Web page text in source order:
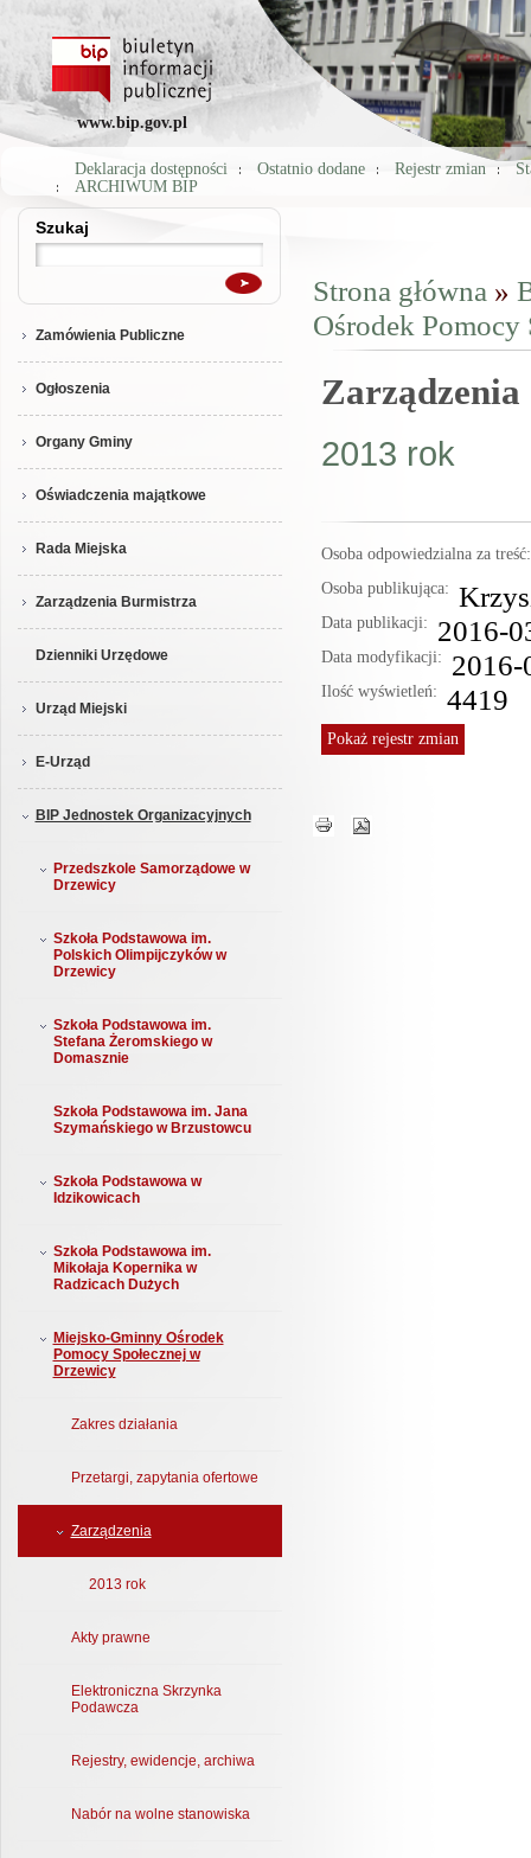
www.bip.gov.pl
Deklaracja dostępności Ostatnio dodane Rejestr zmian
ARCHIWUM BIP
Szukaj
Szukaj
Zamówienia Publiczne
Ogłoszenia
Organy Gminy
Oświadczenia majątkowe
Rada Miejska
Zarządzenia Burmistrza
Dzienniki Urzędowe
Urząd Miejski
E-Urząd
BIP Jednostek Organizacyjnych
Przedszkole Samorządowe w
Drzewicy
Szkoła Podstawowa im.
Polskich Olimpijczyków w
Drzewicy
Szkoła Podstawowa im.
Stefana Żeromskiego w
Domasznie
Szkoła Podstawowa im. Jana
Szymańskiego w Brzustowcu
Szkoła Podstawowa w
Idzikowicach
Szkoła Podstawowa im.
Mikołaja Kopernika w
Radzicach Dużych
Miejsko-Gminny Ośrodek
Pomocy Społecznej w
Drzewicy
Zakres działania
Przetargi, zapytania ofertowe
Zarządzenia
2013 rok
Akty prawne
Elektroniczna Skrzynka
Podawcza
Rejestry, ewidencje, archiwa
Nabór na wolne stanowiska
Jesteś tutaj
Strona główna »
Ośrodek Pomocy
Zarządzenia
2013 rok
Osoba odpowiedzialna za
Osoba publikująca:
Data publikacji: 2016-
Data modyfikacji: 2016-
Ilość wyświetleń: 4419
Pokażrejestr zmian